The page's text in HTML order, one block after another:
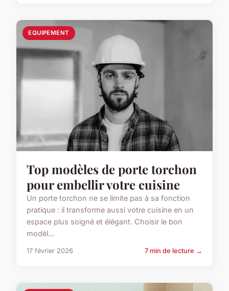
EQUIPEMENT
Top modèles de porte torchon
pour embellir votre cuisine
Un porte torchon ne se limite pas à sa fonction
pratique : il transforme aussi votre cuisine en un
espace plus soigné et élégant. Choisir le bon
modèl...
17 février 2026 7 min de lecture →